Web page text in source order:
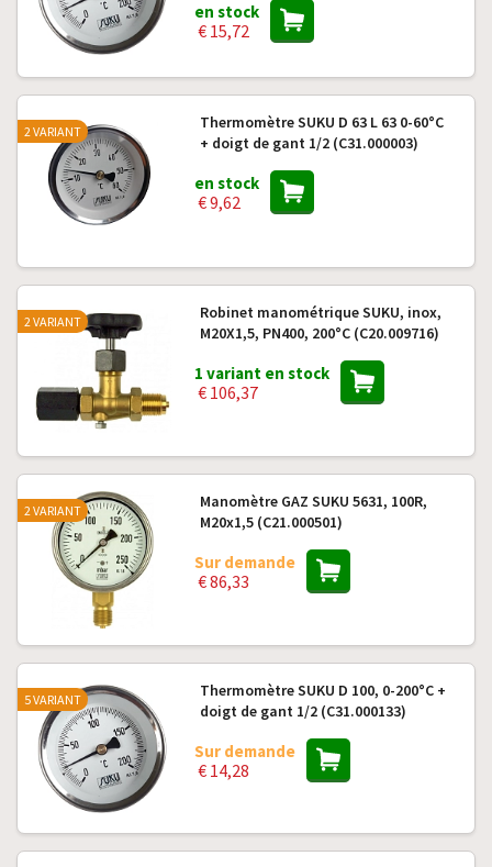
en stock
€ 15,72
Thermomètre SUKU D 63 L 63 0-60°C
+ doigt de gant 1/2 (C31.000003)
en stock
€ 9,62
2 VARIANT
Robinet manométrique SUKU, inox,
M20X1,5, PN400, 200°C (C20.009716)
1 variant en stock
€ 106,37
2 VARIANT
Manomètre GAZ SUKU 5631, 100R,
M20x1,5 (C21.000501)
Sur demande
€ 86,33
2 VARIANT
Thermomètre SUKU D 100, 0-200°C +
doigt de gant 1/2 (C31.000133)
Sur demande
€ 14,28
5 VARIANT